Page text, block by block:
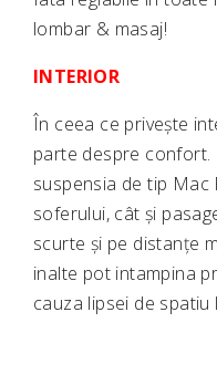
lombar & masaj!
INTERIOR
În ceea ce privește
parte despre confort.
suspensia de tip
soferului, cât și
scurte și pe distanțe
inalte pot intampina
cauza lipsei de spatiu